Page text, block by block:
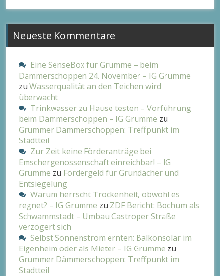
Neueste Kommentare
Eine SenseBox für Grumme – beim
Dämmerschoppen 24. November – IG Grumme
zuWasserqualität an den Teichen wird
überwacht
Trinkwasser zu Hause testen – Vorführung
beim Dämmerschoppen – IG Grumme zu
Grummer Dämmerschoppen: Treffpunkt im
Stadtteil
Zur Zeit keine Förderanträge bei
Emschergenossenschaft einreichbar! – IG
Grumme zu Fördergeld für Gründächer und
Entsiegelung
Warum herrscht Trockenheit, obwohl es
regnet? – IG Grumme zu ZDF Bericht: Bochum als
Schwammstadt – Umbau Castroper Straße
verzögert sich
Selbst Sonnenstrom ernten: Balkonsolar im
Eigenheim oder als Mieter – IG Grumme zu
Grummer Dämmerschoppen: Treffpunkt im
Stadtteil